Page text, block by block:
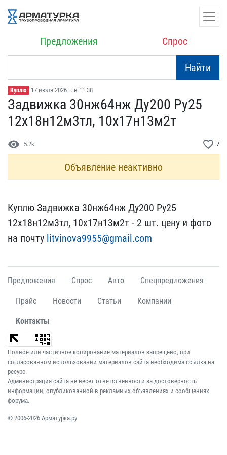
Предложения Спрос
Найти
Куплю 17 июля 2026 г. в 11:38
Задвижка 30нж64нж Ду200 ​Ру25
12х18н12м3тл, 10х17​н13м2т
visibility 5.2k favorite_border 7
Объявление неактивно
Куплю Задвижка 30нж64нж ​Ду200 Ру25
12х18н12м3тл,​ 10х17н13м2т - 2 шт. цен​у и фото
на почту litvin​ova9955@gmail.com
Предложения Спрос Авто Спецпредложения
Прайс Новости Статьи Компании
Контакты
Полное или частичное копирование материалов запрещено, при
согласованном использовании материалов сайта необходима ссылка на
ресурс.
Администрация сайта не несет ответственности за достоверность
информации, опубликованной в рекламных объявлениях и сообщениях
форума.
© 2006-2026 Арматурка.ру